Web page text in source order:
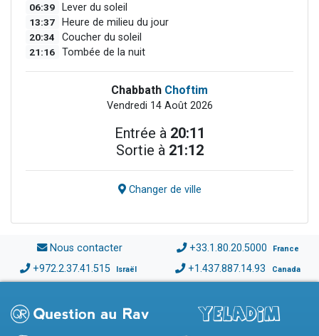
06:39 Lever du soleil
13:37 Heure de milieu du jour
20:34 Coucher du soleil
21:16 Tombée de la nuit
Chabbath Choftim
Vendredi 14 Août 2026
Entrée à 20:11
Sortie à 21:12
Changer de ville
Nous contacter +33.1.80.20.5000 France
+972.2.37.41.515 Israël +1.437.887.14.93 Canada